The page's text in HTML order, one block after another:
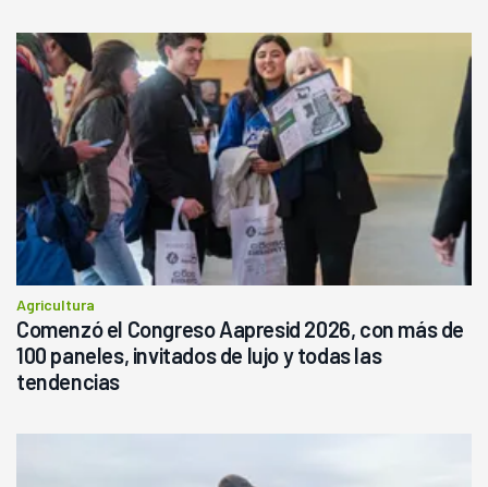
Agricultura
Comenzó el Congreso Aapresid 2026, con más de
100 paneles, invitados de lujo y todas las
tendencias